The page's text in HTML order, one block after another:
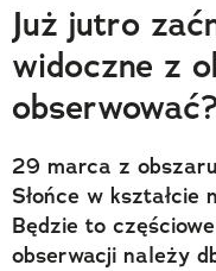
Trendbook Podróżniczy
Polecane
Już jutro
widoczne z
obserwować?
29 marca z
Słońce w
Będzie to
obserwacji należy